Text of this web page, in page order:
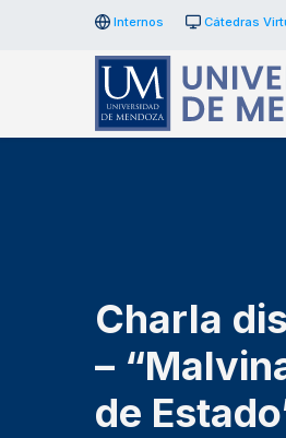
Internos Cátedras
Charla
–
de